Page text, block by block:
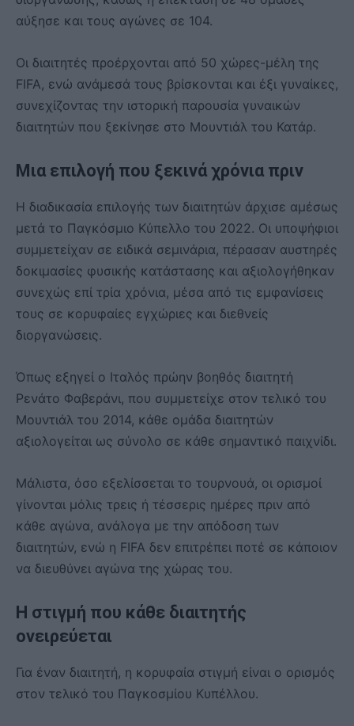
αύξησε και τους αγώνες σε 104.
Οι διαιτητές προέρχονται από 50 χώρες-μέλη της
FIFA, ενώ ανάμεσά τους βρίσκονται και έξι γυναίκες,
συνεχίζοντας την ιστορική παρουσία γυναικών
διαιτητών που ξεκίνησε στο Μουντιάλ του Κατάρ.
Μια επιλογή που ξεκινά χρόνια πριν
Η διαδικασία επιλογής των διαιτητών άρχισε αμέσως
μετά το Παγκόσμιο Κύπελλο του 2022. Οι υποψήφιοι
συμμετείχαν σε ειδικά σεμινάρια, πέρασαν αυστηρές
δοκιμασίες φυσικής κατάστασης και αξιολογήθηκαν
συνεχώς επί τρία χρόνια, μέσα από τις εμφανίσεις
τους σε κορυφαίες εγχώριες και διεθνείς
διοργανώσεις.
Όπως εξηγεί ο Ιταλός πρώην βοηθός διαιτητή
Ρενάτο Φαβεράνι, που συμμετείχε στον τελικό του
Μουντιάλ του 2014, κάθε ομάδα διαιτητών
αξιολογείται ως σύνολο σε κάθε σημαντικό παιχνίδι.
Μάλιστα, όσο εξελίσσεται το τουρνουά, οι ορισμοί
γίνονται μόλις τρεις ή τέσσερις ημέρες πριν από
κάθε αγώνα, ανάλογα με την απόδοση των
διαιτητών, ενώ η FIFA δεν επιτρέπει ποτέ σε κάποιον
να διευθύνει αγώνα της χώρας του.
Η στιγμή που κάθε διαιτητής
ονειρεύεται
Για έναν διαιτητή, η κορυφαία στιγμή είναι ο ορισμός
στον τελικό του Παγκοσμίου Κυπέλλου.